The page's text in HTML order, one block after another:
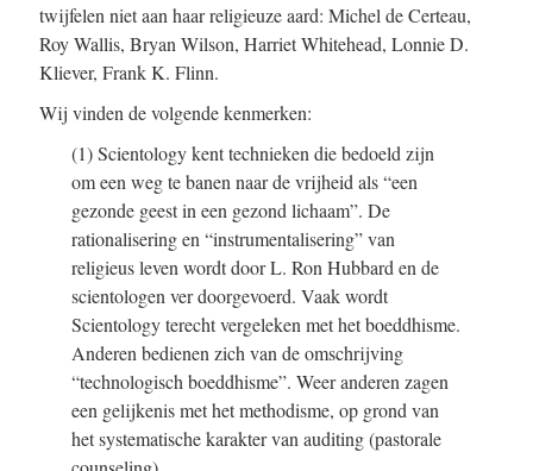
twijfelen niet aan haar religieuze aard: Michel de Certeau,
Roy Wallis, Bryan Wilson, Harriet Whitehead, Lonnie D.
Kliever, Frank K. Flinn.
Wij vinden de volgende kenmerken:
(1) Scientology kent technieken die bedoeld zijn
om een weg te banen naar de vrijheid als “een
gezonde geest in een gezond lichaam”. De
rationalisering en “instrumentalisering” van
religieus leven wordt doorL. Ron Hubbard en de
scientologen ver doorgevoerd. Vaak wordt
Scientology terecht vergeleken met het boeddhisme.
Anderen bedienen zich van de omschrijving
“technologisch boeddhisme”. Weer anderen zagen
een gelijkenis met het methodisme, op grond van
het systematische karakter van auditing (pastorale